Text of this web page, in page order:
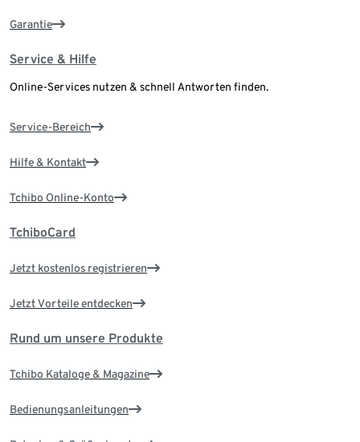
Garantie
Service & Hilfe
Online-Services nutzen & schnell Antworten finden.
Service-Bereich
Hilfe & Kontakt
Tchibo Online-Konto
TchiboCard
Jetzt kostenlos registrieren
Jetzt Vorteile entdecken
Rund um unsere Produkte
Tchibo Kataloge & Magazine
Bedienungsanleitungen